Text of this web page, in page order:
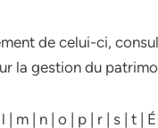
de celui-ci,
la gestion du
| m | n | o | p | r | s | t |